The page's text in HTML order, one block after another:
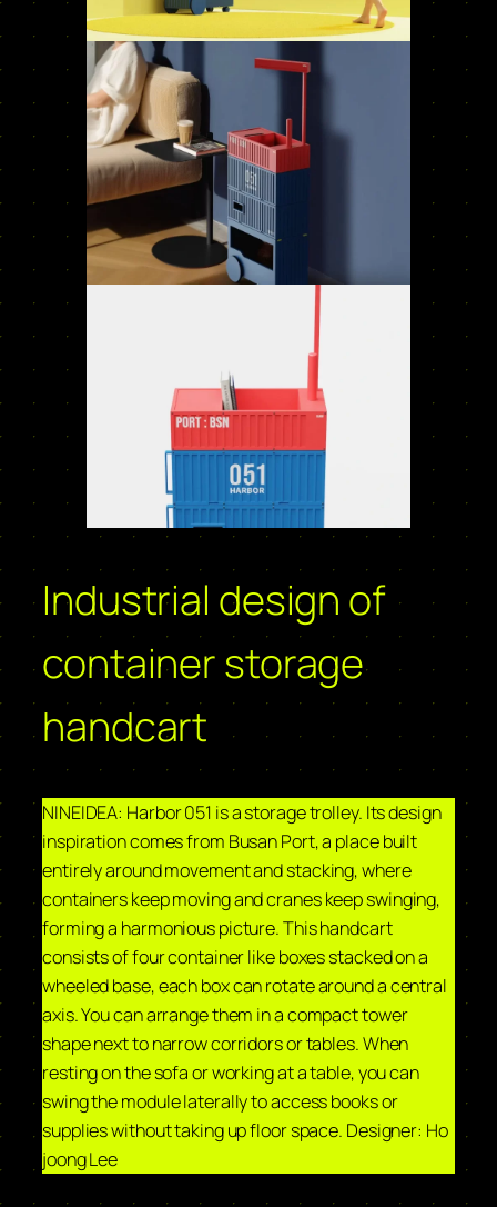
Industrial design of
container storage
handcart
NINEIDEA: Harbor 051 is a storage trolley. Its design
inspiration comes from Busan Port, a place built
entirely around movement and stacking, where
containers keep moving and cranes keep swinging,
forming a harmonious picture. This handcart
consists of four container like boxes stacked on a
wheeled base, each box can rotate around a central
axis. You can arrange them in a compact tower
shape next to narrow corridors or tables. When
resting on the sofa or working at a table, you can
swing the module laterally to access books or
supplies without taking up floor space. Designer: Ho
joong Lee